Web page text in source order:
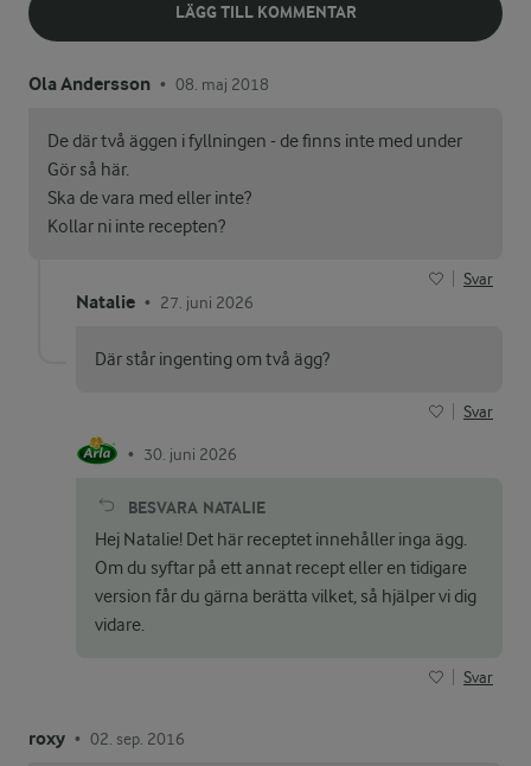
LÄGG TILL KOMMENTAR
Ola Andersson • 08. maj 2018
De där två äggen i fyllningen - de finns inte med under
Gör så här.
Ska de vara med eller inte?
Kollar ni inte recepten?
Svar
Natalie • 27. juni 2026
Där står ingenting om två ägg?
Svar
• 30. juni 2026
BESVARA NATALIE
Hej Natalie! Det här receptet innehåller inga ägg.
Om du syftar på ett annat recept eller en tidigare
version får du gärna berätta vilket, så hjälper vi dig
vidare.
Svar
roxy • 02. sep. 2016